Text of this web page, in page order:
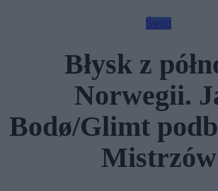
Błysk z
Norwegii.
Bodø/Glimt
Mistrzów